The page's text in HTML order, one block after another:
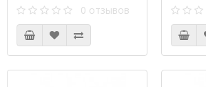
0 отзывов